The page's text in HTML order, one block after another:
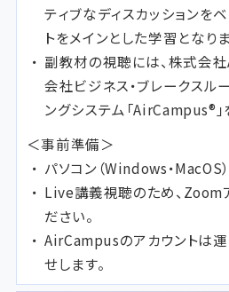
ティブなディスカッションを
トをメインとした学習となりま
副教材の視聴には、株式会
会社ビジネス・ブレークスル
ングシステム「AirCampus®」
＜事前準備＞
パソコン（Windows・MacOS
Live講義視聴のため、Zoom
ださい。
AirCampusのアカウントは
せします。